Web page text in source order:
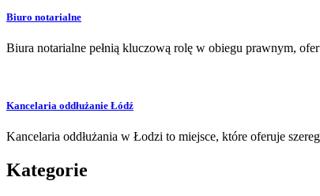
Biuro notarialne
Biura notarialne pełnią kluczową rolę w obiegu prawnym,
Kancelaria oddłużanie Łódź
Kancelaria oddłużania w Łodzi to miejsce, które oferuje
Kategorie